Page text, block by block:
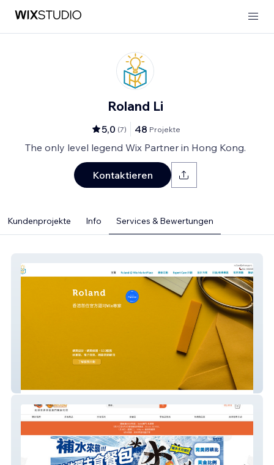
Roland Li
5,0 (7) 48 Projekte
The only level legend Wix Partner in Hong Kong.
Kontaktieren
Kundenprojekte Info Services & Bewertungen